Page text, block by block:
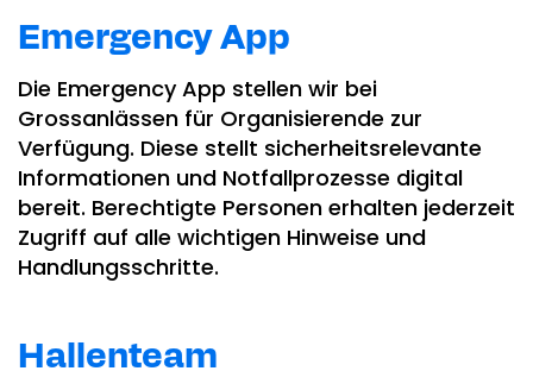
Emergency App
Die Emergency App stellen wir bei
Grossanlässen für Organisierende zur
Verfügung. Diese stellt sicherheitsrelevante
Informationen und Notfallprozesse digital
bereit. Berechtigte Personen erhalten jederzeit
Zugriff auf alle wichtigen Hinweise und
Handlungsschritte.
Hallenteam